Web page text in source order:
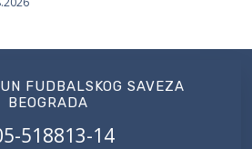
FUDBALSKOG SAVEZA
BEOGRADA
518813-14